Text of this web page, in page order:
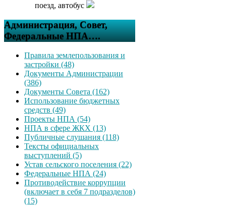
поезд, автобус
Администрация, Совет,
Федеральные НПА….
Правила землепользования и
застройки (48)
Документы Администрации
(386)
Документы Совета (162)
Использование бюджетных
средств (49)
Проекты НПА (54)
НПА в сфере ЖКХ (13)
Публичные слушания (118)
Тексты официальных
выступлений (5)
Устав сельского поселения (22)
Федеральные НПА (24)
Противодействие коррупции
(включает в себя 7 подразделов)
(15)